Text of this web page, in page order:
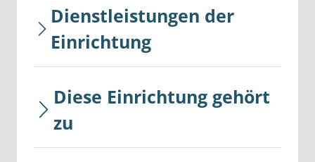
Dienstleistungen der
Einrichtung
Diese Einrichtung gehört
zu